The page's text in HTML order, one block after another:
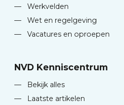
—
Werkvelden
—
Wet en regelgeving
—
Vacatures en oproepen
NVD Kenniscentrum
—
Bekijk alles
—
Laatste artikelen